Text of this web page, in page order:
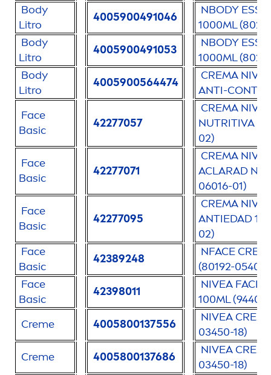
Body
Litro
4005900491046
NBODY ESS
1000ML
Body
Litro
4005900491053
NBODY ESS
1000ML
Body
Litro
4005900564474
CREMA
ANTI-CONT 1L
Face
Basic
42277057
CREMA
NUTRITIVA
02)
Face
Basic
42277071
CREMA
ACLARAD
06016-01)
Face
Basic
42277095
CREMA
ANTIEDAD
02)
Face
Basic
42389248
NFACE
(80192-05401-
Face
Basic
42398011
NIVEAFACE
100ML
Creme
4005800137556
NIVEA
03450-18)
Creme
4005800137686
NIVEA
03450-18)